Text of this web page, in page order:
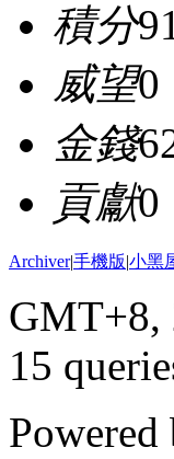
積分
威望0
金錢
貢獻0
Archiver|手機版|小黑
GMT+8,
15
Powered